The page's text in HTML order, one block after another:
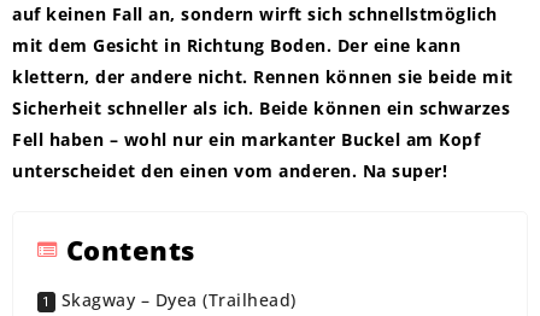
auf keinen Fall an, sondern wirft sich schnellstmöglich
mit dem Gesicht in Richtung Boden. Der eine kann
klettern, der andere nicht. Rennen können sie beide mit
Sicherheit schneller als ich. Beide können ein schwarzes
Fell haben – wohl nur ein markanter Buckel am Kopf
unterscheidet den einen vom anderen. Na super!
Contents
Skagway – Dyea (Trailhead)